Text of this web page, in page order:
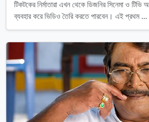
টিকটকের নির্মাতারা এখন থেকে ডিজনির সিনেমা ও টিভি
ব্যবহার করে ভিডিও তৈরি করতে পারবেন। এই প্রথম ...